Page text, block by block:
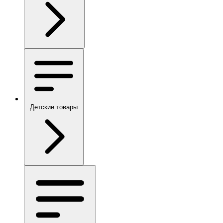
Детские товары